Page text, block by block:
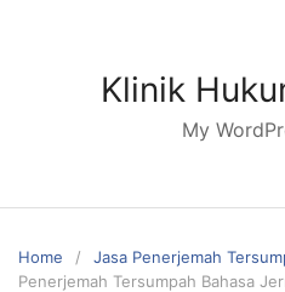
Klinik
My
Home
Jasa Penerjemah
Penerjemah Tersumpah Bahasa